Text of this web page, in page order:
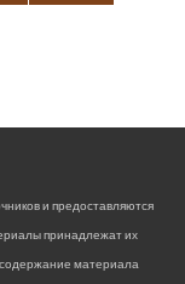
и предоставляются
принадлежат их
материала